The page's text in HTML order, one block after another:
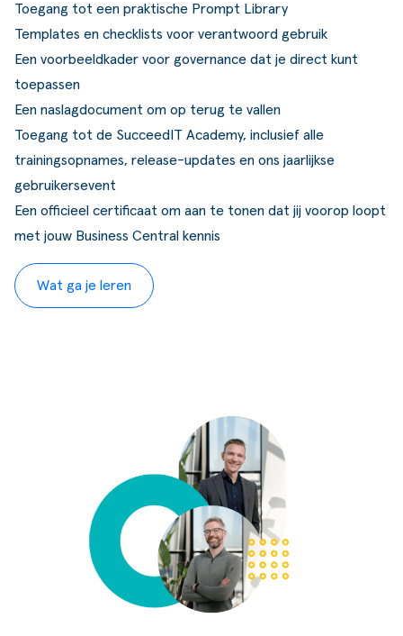
Toegang tot een praktische Prompt Library
Templates en checklists voor verantwoord gebruik
Een voorbeeldkader voor governance dat je direct kunt
toepassen
Een naslagdocument om op terug te vallen
Toegang tot de SucceedIT Academy, inclusief alle
trainingsopnames, release-updates en ons jaarlijkse
gebruikersevent
Een officieel certificaat om aan te tonen dat jij voorop loopt
met jouw Business Central kennis
Wat ga je leren